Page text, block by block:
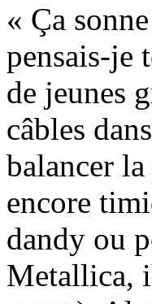
« Ça
pensais-je
de jeunes
câbles
balancer
encore
dandy ou
Metallica,